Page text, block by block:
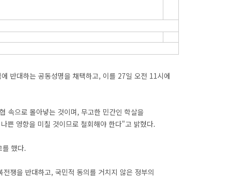
반대하는 공동성명을 채택하고, 이를 27일 오전 11시에
속으로 몰아넣는 것이며, 무고한 민간인 학살을
쁜 영향을 미칠 것이므로 철회해야 한다"고 밝혔다.
를 했다.
쟁을 반대하고, 국민적 동의를 거치지 않은 정부의